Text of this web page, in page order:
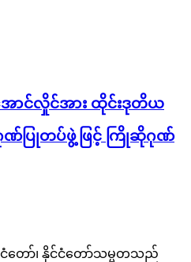
ောင်လှိုင်အား ထိုင်းဒုတိယ
ဂုဏ်ပြုတပ်ဖွဲ့ဖြင့် ကြိုဆိုဂုဏ်
ငံတော်၊ နိုင်ငံတော်သမ္မတသည်